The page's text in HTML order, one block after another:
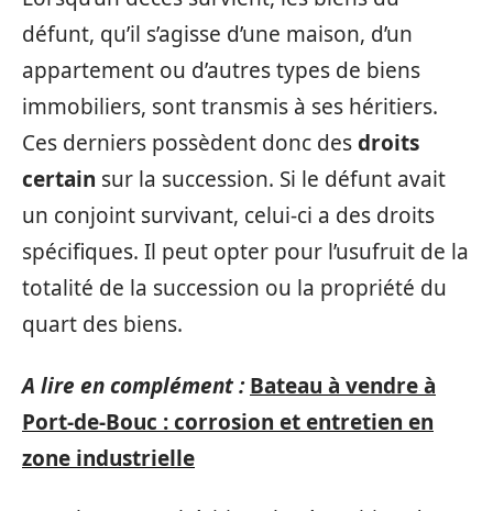
défunt, qu’il s’agisse d’une maison, d’un
appartement ou d’autres types de biens
immobiliers, sont transmis à ses héritiers.
Ces derniers possèdent donc desdroits
certain sur la succession. Si le défunt avait
un conjoint survivant, celui-ci a des droits
spécifiques. Il peut opter pour l’usufruit de la
totalité de la succession ou la propriété du
quart des biens.
A lire en complément : Bateau à vendre à
Port-de-Bouc : corrosion et entretien en
zone industrielle